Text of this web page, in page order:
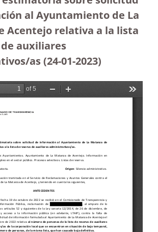
al Ayuntamiento de La
Acentejo relativa a la lista
auxiliares
as (24-01-2023)